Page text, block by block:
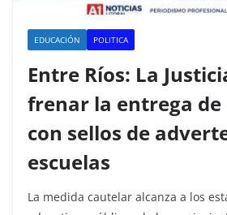
EDUCACIÓN POLITICA
Entre Ríos: La
frenar la entrega
con sellos de
escuelas
La medida cautelar alcanza a los